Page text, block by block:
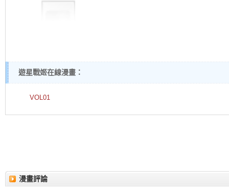
遊星戰姬在線漫畫：
VOL01
漫畫評論